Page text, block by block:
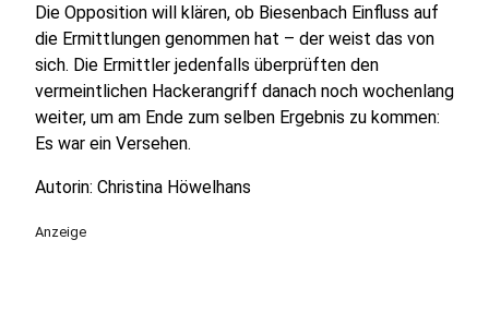
Die Opposition will klären, ob Biesenbach Einfluss auf
die Ermittlungen genommen hat – der weist das von
sich. Die Ermittler jedenfalls überprüften den
vermeintlichen Hackerangriff danach noch wochenlang
weiter, um am Ende zum selben Ergebnis zu kommen:
Es war ein Versehen.
Autorin: Christina Höwelhans
Anzeige